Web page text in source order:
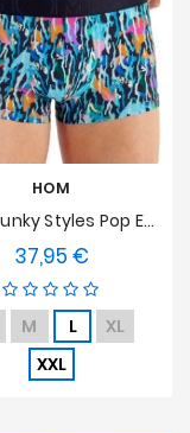
HOM
Boxer Funky Styles Pop Explosion HOM Limited Edition
37,95 €Preis
M L
XL
XXL